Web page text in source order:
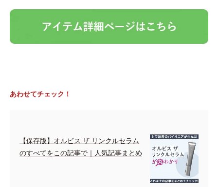
あわせてチェック！
【保存版】オルビス ザ リンクルセラム
のすべてをこの記事で｜人気記事まとめ